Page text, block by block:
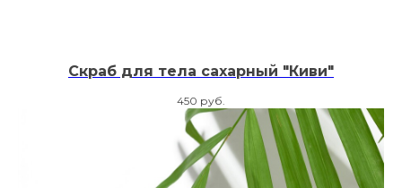
Скраб для тела сахарный "Киви"
450 руб.